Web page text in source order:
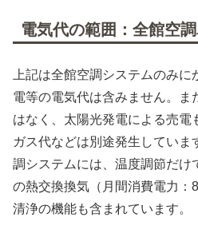
電気代の範囲：全館空
上記は全館空調システムのみ
電等の電気代は含みません。ま
はなく、太陽光発電による売電
ガス代などは別途発生していま
調システムには、温度調節だけ
の熱交換換気（月間消費電力：
清浄の機能も含まれています。